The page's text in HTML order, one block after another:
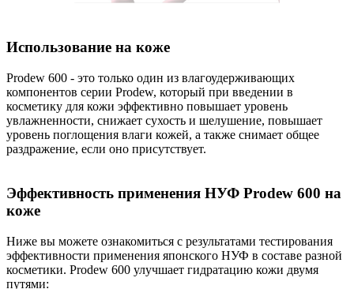
Использование на коже
Prodew 600 - это только один из влагоудерживающих
компонентов серии Prodew, который при введении в
косметику для кожи эффективно повышает уровень
увлажненности, снижает сухость и шелушение, повышает
уровень поглощения влаги кожей, а также снимает общее
раздражение, если оно присутствует.
Эффективность применения НУФ Prodew 600 на
коже
Ниже вы можете ознакомиться с результатами тестирования
эффективности применения японского НУФ в составе разной
косметики. Prodew 600 улучшает гидратацию кожи двумя
путями: